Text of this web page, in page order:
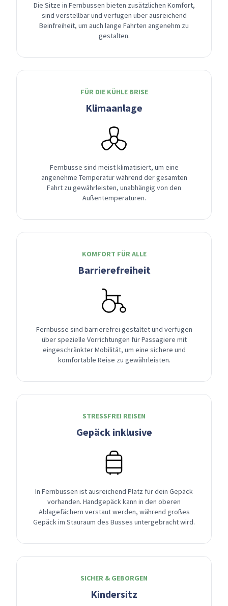
Die Sitze in Fernbussen bieten zusätzlichen Komfort,
sind verstellbar und verfügen über ausreichend
Beinfreiheit, um auch lange Fahrten angenehm zu
gestalten.
FÜR DIE KÜHLE BRISE
Klimaanlage
Fernbusse sind meist klimatisiert, um eine
angenehme Temperatur während der gesamten
Fahrt zu gewährleisten, unabhängig von den
Außentemperaturen.
KOMFORT FÜR ALLE
Barrierefreiheit
Fernbusse sind barrierefrei gestaltet und verfügen
über spezielle Vorrichtungen für Passagiere mit
eingeschränkter Mobilität, um eine sichere und
komfortable Reise zu gewährleisten.
STRESSFREI REISEN
Gepäck inklusive
In Fernbussen ist ausreichend Platz für dein Gepäck
vorhanden. Handgepäck kann in den oberen
Ablagefächern verstaut werden, während großes
Gepäck im Stauraum des Busses untergebracht wird.
SICHER & GEBORGEN
Kindersitz